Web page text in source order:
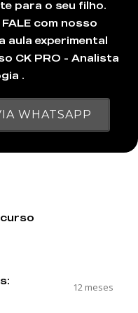
para o seu filho.
com nosso
aula experimental
CK PRO - Analista
.
WHATSAPP
12 meses